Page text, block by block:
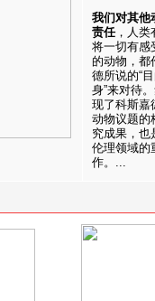
我们对其他
责任，人类
将一切有感
的动物，都
德所说的“
身”来对待
现了科斯嘉
动物议题的
究成果，也
伦理领域的
作。...